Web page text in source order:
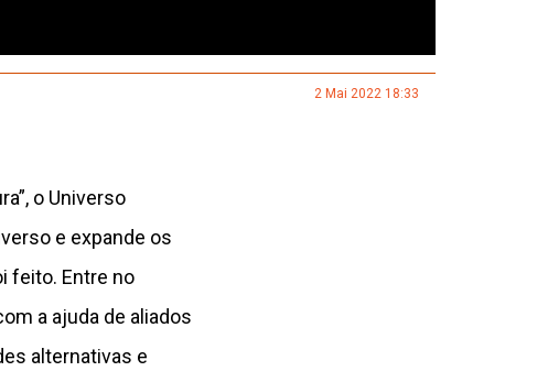
2 Mai 2022 18:33
o Universo
e expande os
feito. Entre no
a ajuda de aliados
alternativas e